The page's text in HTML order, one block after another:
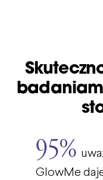
95%
GlowMe